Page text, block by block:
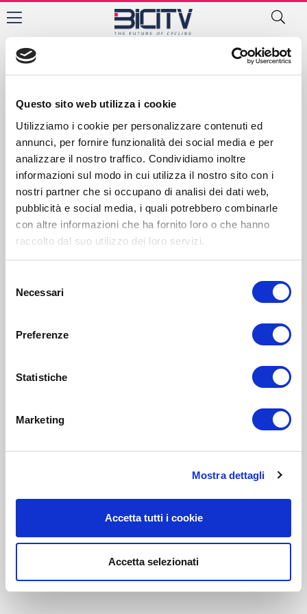
Questo sito web utilizza i cookie
Utilizziamo i cookie per personalizzare contenuti ed
annunci, per fornire funzionalità dei social media e per
analizzare il nostro traffico. Condividiamo inoltre
informazioni sul modo in cui utilizza il nostro sito con i
nostri partner che si occupano di analisi dei dati web,
pubblicità e social media, i quali potrebbero combinarle
con altre informazioni che ha fornito loro o che hanno
raccolto dal suo utilizzo dei loro servizi.
delNecessari
Preferenze
Statistiche
Marketing
Mostra dettagli
Accetta tutti i cookie
Accetta selezionati
BICITV Charts –
Classifica a squadre
Contatti Privacy Policy Cookie Policy